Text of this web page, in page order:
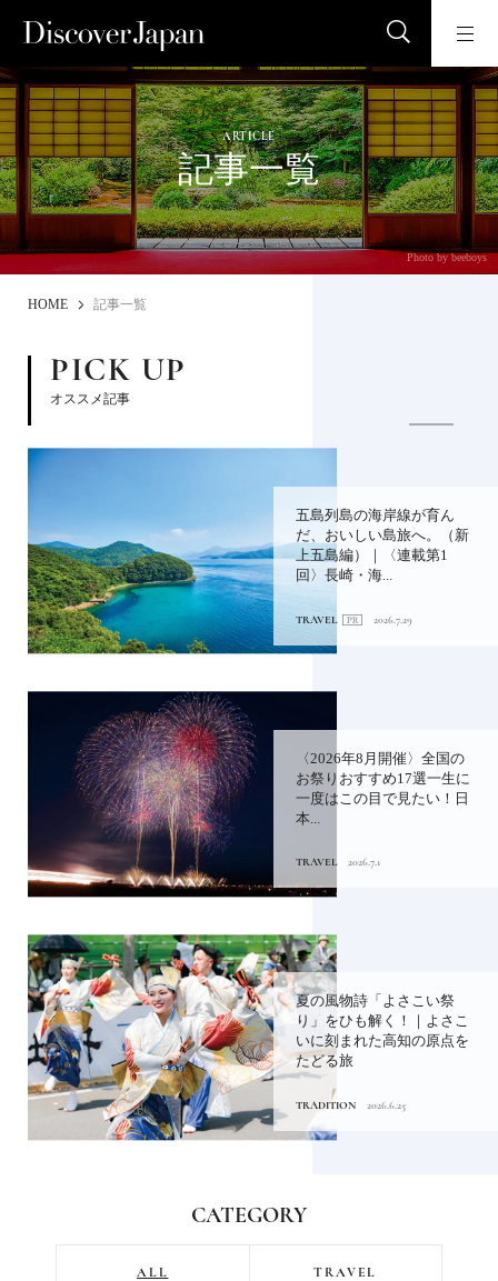
ARTICLE
記事一覧
Photo by beeboys
HOME 記事一覧
PICK UP
オススメ記事
五島列島の海岸線が育ん
だ、おいしい島旅へ。（新
上五島編）｜〈連載第1
回〉長崎・海...
TRAVEL 2026.7.29
〈2026年8月開催〉全国の
お祭りおすすめ17選一生に
一度はこの目で見たい！日
本...
TRAVEL 2026.7.1
夏の風物詩「よさこい祭
り」をひも解く！｜よさこ
いに刻まれた高知の原点を
たどる旅
TRADITION 2026.6.25
CATEGORY
ALL TRAVEL